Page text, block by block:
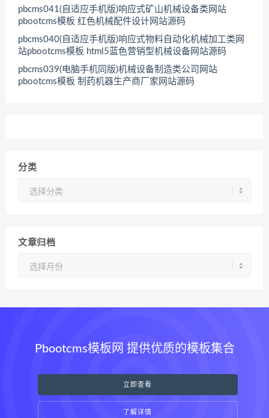
pbcms041(自适应手机版)响应式矿山机械设备类网站
pbootcms模板 红色机械配件设计网站源码
pbcms040(自适应手机版)响应式物料自动化机械加工类网
站pbootcms模板 html5蓝色营销型机械设备网站源码
pbcms039(电脑手机同版)机械设备制造类公司网站
pbootcms模板 制药机器生产商厂家网站源码
分类
文章归档
Pbootcms模板网 提供优质的模板集合
立即查看
了解详情